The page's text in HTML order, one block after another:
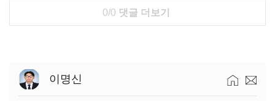
0/0 댓글 더보기
이명신